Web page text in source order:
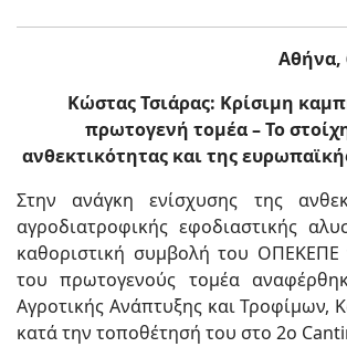
Αθήνα,
Κώστας Τσιάρας: Κρίσιμη
πρωτογενή τομέα – Το
ανθεκτικότητας και της
Στην ανάγκη ενίσχυσης της
αγροδιατροφικής εφοδιαστικής
καθοριστική συμβολή του ΟΠΕΚΕΠΕ
του πρωτογενούς τομέα
Αγροτικής Ανάπτυξης και Τροφίμων,
κατά την τοποθέτησή του στο 2ο